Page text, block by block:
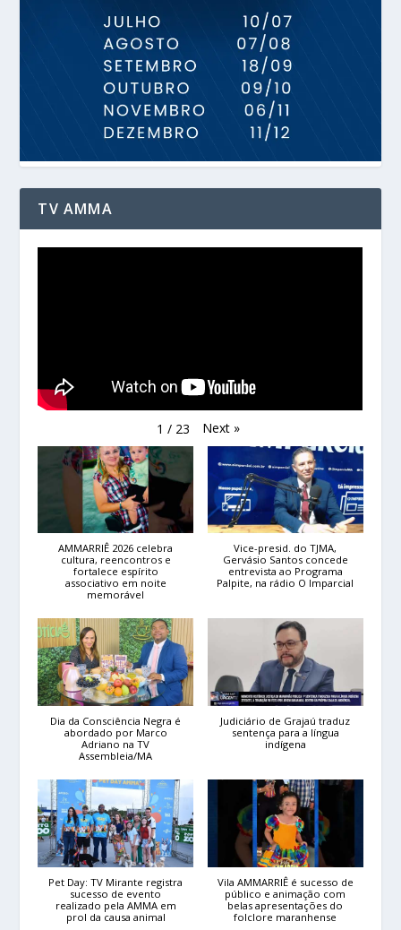
TV AMMA
1 / 23 Next »
AMMARRIÊ 2026 celebra
cultura, reencontros e
fortalece espírito
associativo em noite
memorável
Vice-presid. do TJMA,
Gervásio Santos concede
entrevista ao Programa
Palpite, na rádio O Imparcial
Dia da Consciência Negra é
abordado por Marco
Adriano na TV
Assembleia/MA
Judiciário de Grajaú traduz
sentença para a língua
indígena
Pet Day: TV Mirante registra
sucesso de evento
realizado pela AMMA em
prol da causa animal
Vila AMMARRIÊ é sucesso de
público e animação com
belas apresentações do
folclore maranhense